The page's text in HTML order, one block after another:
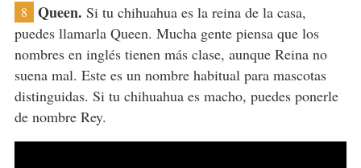
8 Queen. Si tu chihuahua es la reina de la casa,
puedes llamarla Queen. Mucha gente piensa que los
nombres en inglés tienen más clase, aunque Reina no
suena mal. Este es un nombre habitual para mascotas
distinguidas. Si tu chihuahua es macho, puedes ponerle
de nombre Rey.